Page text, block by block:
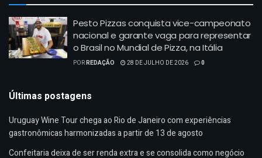
Pesto Pizzas conquista vice-campeonato
nacional e garante vaga para representar
o Brasil no Mundial de Pizza, na Itália
PORREDAÇÃO 28 DE JULHO DE 2026 0
Últimas postagens
Uruguay Wine Tour chega ao Rio de Janeiro com experiências
gastronômicas harmonizadas a partir de 13 de agosto
Confeitaria deixa de ser renda extra e se consolida como negócio